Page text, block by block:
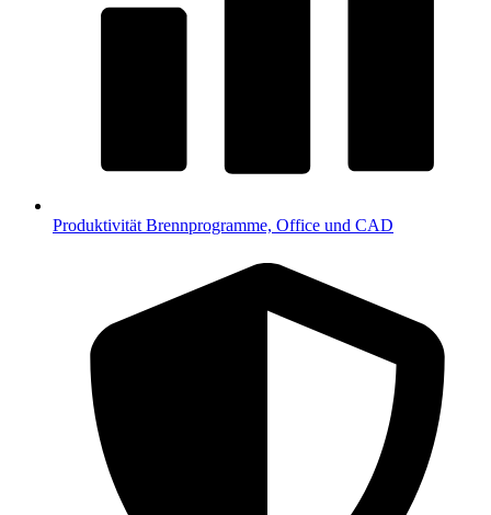
Produktivität Brennprogramme, Office und CAD